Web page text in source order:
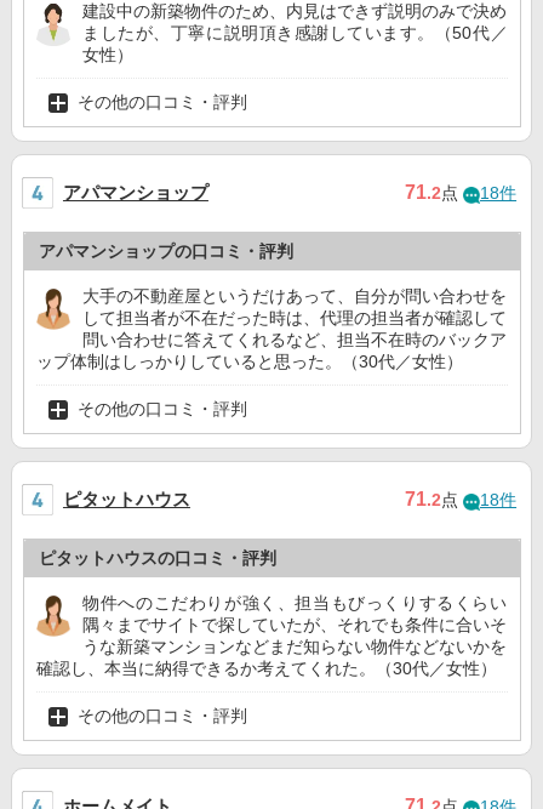
建設中の新築物件のため、内見はできず説明のみで決め
ましたが、丁寧に説明頂き感謝しています。（50代／
女性）
その他の口コミ・評判
アパマンショップ 71.2点 18件
アパマンショップの口コミ・評判
大手の不動産屋というだけあって、自分が問い合わせを
して担当者が不在だった時は、代理の担当者が確認して
問い合わせに答えてくれるなど、担当不在時のバックア
ップ体制はしっかりしていると思った。（30代／女性）
その他の口コミ・評判
ピタットハウス 71.2点 18件
ピタットハウスの口コミ・評判
物件へのこだわりが強く、担当もびっくりするくらい
隅々までサイトで探していたが、それでも条件に合いそ
うな新築マンションなどまだ知らない物件などないかを
確認し、本当に納得できるか考えてくれた。（30代／女性）
その他の口コミ・評判